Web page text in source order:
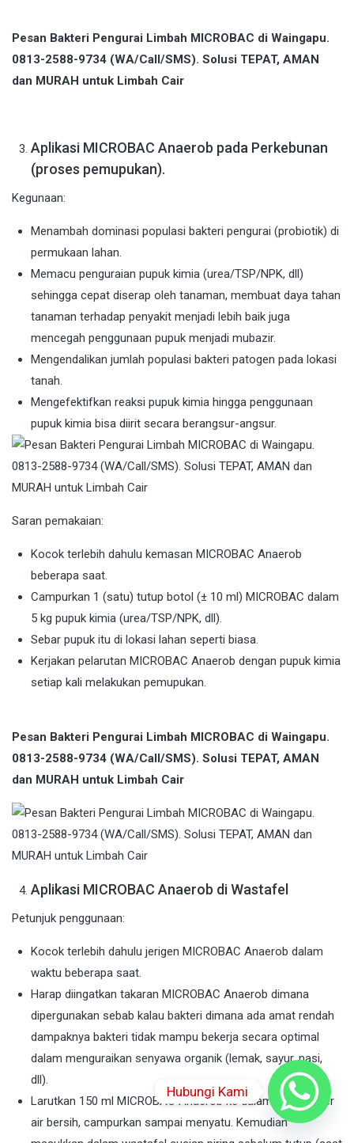
Pesan Bakteri Pengurai Limbah MICROBAC di Waingapu.
0813-2588-9734 (WA/Call/SMS). Solusi TEPAT, AMAN
dan MURAH untuk Limbah Cair
Aplikasi MICROBAC Anaerob pada Perkebunan
(proses pemupukan).
Kegunaan:
Menambah dominasi populasi bakteri pengurai (probiotik) di
permukaan lahan.
Memacu penguraian pupuk kimia (urea/TSP/NPK, dll)
sehingga cepat diserap oleh tanaman, membuat daya tahan
tanaman terhadap penyakit menjadi lebih baik juga
mencegah penggunaan pupuk menjadi mubazir.
Mengendalikan jumlah populasi bakteri patogen pada lokasi
tanah.
Mengefektifkan reaksi pupuk kimia hingga penggunaan
pupuk kimia bisa diirit secara berangsur-angsur.
Saran pemakaian:
Kocok terlebih dahulu kemasan MICROBAC Anaerob
beberapa saat.
Campurkan 1 (satu) tutup botol (± 10 ml) MICROBAC dalam
5 kg pupuk kimia (urea/TSP/NPK, dll).
Sebar pupuk itu di lokasi lahan seperti biasa.
Kerjakan pelarutan MICROBAC Anaerob dengan pupuk kimia
setiap kali melakukan pemupukan.
Pesan Bakteri Pengurai Limbah MICROBAC di Waingapu.
0813-2588-9734 (WA/Call/SMS). Solusi TEPAT, AMAN
dan MURAH untuk Limbah Cair
Aplikasi MICROBAC Anaerob di Wastafel
Petunjuk penggunaan:
Kocok terlebih dahulu jerigen MICROBAC Anaerob dalam
waktu beberapa saat.
Harap diingatkan takaran MICROBAC Anaerob dimana
dipergunakan sebab kalau bakteri dimana ada amat rendah
dampaknya bakteri tidak mampu bekerja secara optimal
dalam menguraikan senyawa organik (lemak, sayur, nasi,
dll).
Larutkan 150 ml MICROBAC Anaerob ke dalam 2 (dua) liter
air bersih, campurkan sampai menyatu. Kemudian
Hubungi Kami